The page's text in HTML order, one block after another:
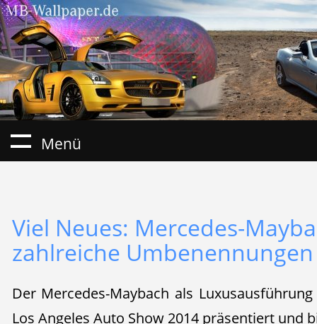
Menü
Viel Neues: Mercedes-
zahlreiche Umbenennungen
Der Mercedes-Maybach als
Los Angeles Auto Show 2014 präsentiert und